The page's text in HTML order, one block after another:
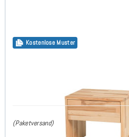
Kostenlose Muster
(Paketversand)